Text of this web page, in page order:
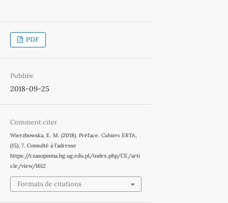
PDF
Publiée
2018-09-25
Comment citer
Wierzbowska, E. M. (2018). Préface. Cahiers ERTA,
(15), 7. Consulté à l’adresse
https://czasopisma.bg.ug.edu.pl/index.php/CE/arti
cle/view/1612
Formats de citations